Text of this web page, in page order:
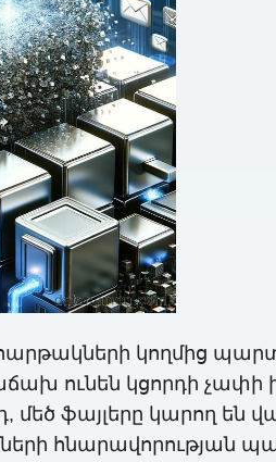
կողմից
ունեն կցորդի չափի
ֆայլերը կարող են
հնարավորության